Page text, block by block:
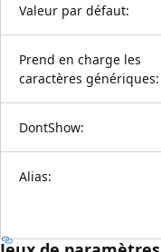
Valeur par défaut:
Prend en charge les
caractères génériques:
DontShow:
Alias: